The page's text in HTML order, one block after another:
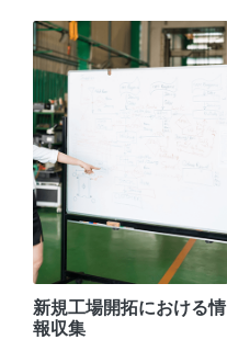
新規工場開拓における情
報収集